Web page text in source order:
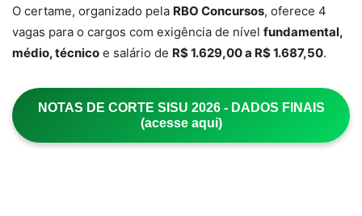
O certame, organizado pela RBO Concursos, oferece 4
vagas para o cargos com exigência de nível fundamental,
médio, técnico e salário de R$ 1.629,00 a R$ 1.687,50.
NOTAS DE CORTE SISU 2026 - DADOS FINAIS
(acesse aqui)